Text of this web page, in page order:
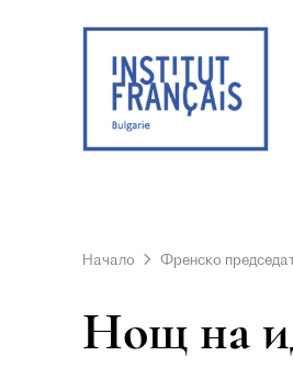
Начало Френско
Нощ на